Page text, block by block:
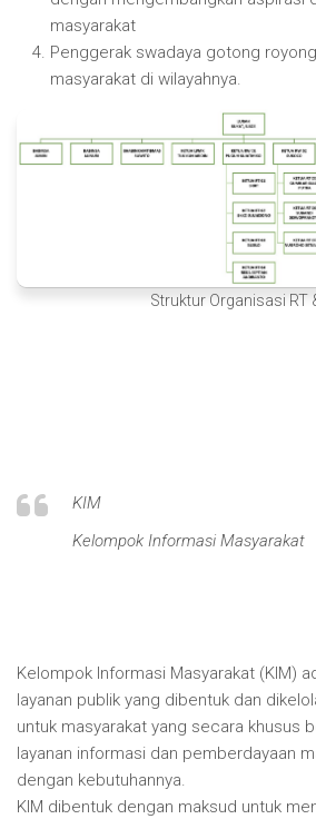
masyarakat
Penggerak swadaya gotong
masyarakat di wilayahnya.
Struktur Organisasi RT
KIM
Kelompok Informasi Masyarakat
Kelompok Informasi Masyarakat (KIM)
layanan publik yang dibentuk dan
untuk masyarakat yang secara khusus
layanan informasi dan pemberdayaan
dengan kebutuhannya.
KIM dibentuk dengan maksud untuk